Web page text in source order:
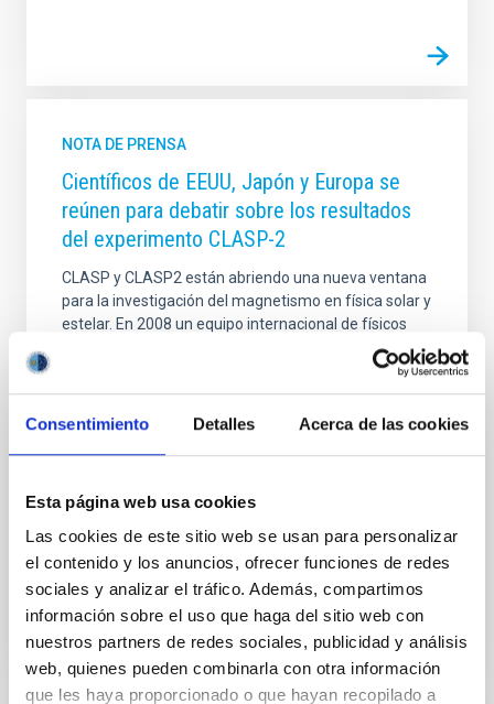
Consentimiento Detalles Acerca de las cookies
Esta página web usa cookies
Las cookies de este sitio web se usan para personalizar
el contenido y los anuncios, ofrecer funciones de redes
sociales y analizar el tráfico. Además, compartimos
información sobre el uso que haga del sitio web con
nuestros partners de redes sociales, publicidad y análisis
web, quienes pueden combinarla con otra información
que les haya proporcionado o que hayan recopilado a
NOTA DE PRENSA
Científicos de EEUU, Japón y Europa se
reúnen para debatir sobre los resultados
del experimento CLASP-2
CLASP y CLASP2 están abriendo una nueva ventana
para la investigación del magnetismo en física solar y
estelar. En 2008 un equipo internacional de físicos
experimentos espaciales. Utilizando telescopios e
instrumentos a bordo de cohetes suborbitales de la
NASA, se realizaron observaciones sin precedentes
información sobre el campo magnético del plasma
en la enigmática región de transición entre la
Fecha de publicación